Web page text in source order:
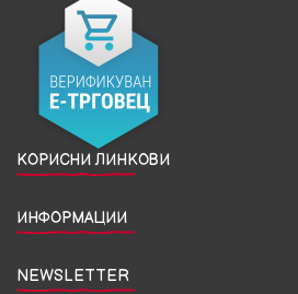
КОРИСНИ ЛИНКОВИ
ИНФОРМАЦИИ
NEWSLETTER